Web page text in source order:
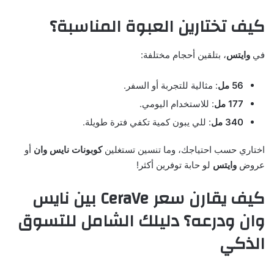
كيف تختارين العبوة المناسبة؟
في وايتس، بتلقين أحجام مختلفة:
56 مل
: مثالية للتجربة أو السفر.
177 مل
: للاستخدام اليومي.
340 مل
: للي يبون كمية تكفي فترة طويلة.
اختاري حسب احتياجك، وما تنسين تستغلينكوبونات نايس وان أو
عروض وايتس لو حابة توفرين أكثر!
كيف يقارن سعر CeraVe بين نايس
وان ودرعه؟ دليلك الشامل للتسوق
الذكي